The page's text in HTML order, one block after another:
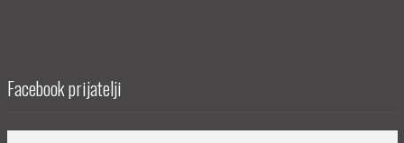
Facebook prijatelji